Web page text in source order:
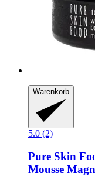
Warenkorb
5.0 (2)
Pure Skin
Mousse